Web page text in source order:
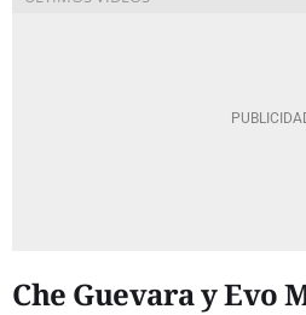
Che Guevara y Evo